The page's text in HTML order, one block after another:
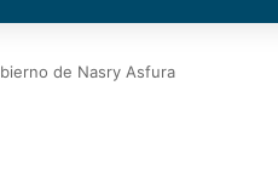
de Nasry Asfura